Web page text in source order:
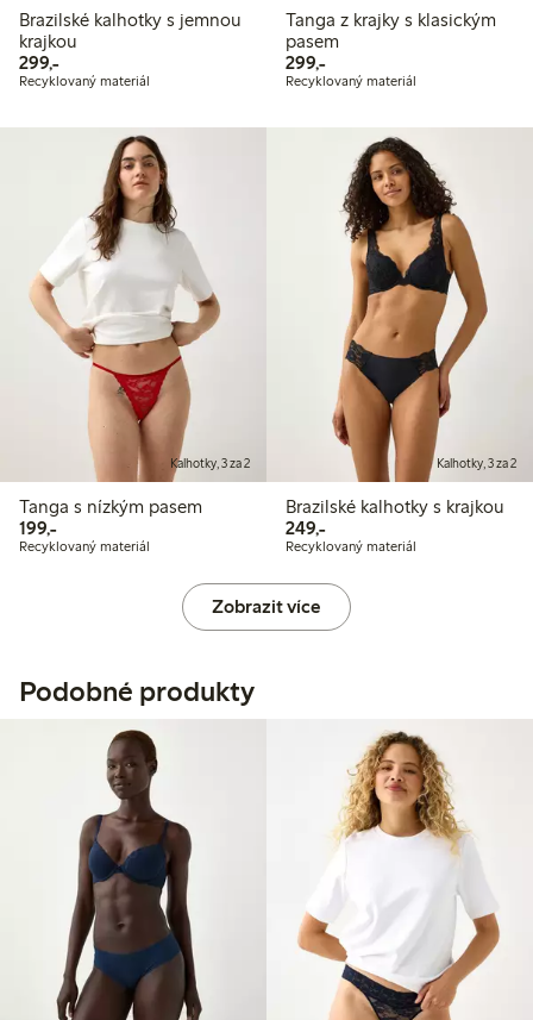
Brazilské kalhotky s jemnou
krajkou
299,-299,00 Kč
Recyklovaný materiál
Tanga z krajky s klasickým
pasem
299,-299,00 Kč
Recyklovaný materiál
Kalhotky, 3 za 2
Tanga s nízkým pasem
199,-199,00 Kč
Recyklovaný materiál
Kalhotky, 3 za 2
Brazilské kalhotky s krajkou
249,-249,00 Kč
Recyklovaný materiál
Zobrazit více
Podobné produkty